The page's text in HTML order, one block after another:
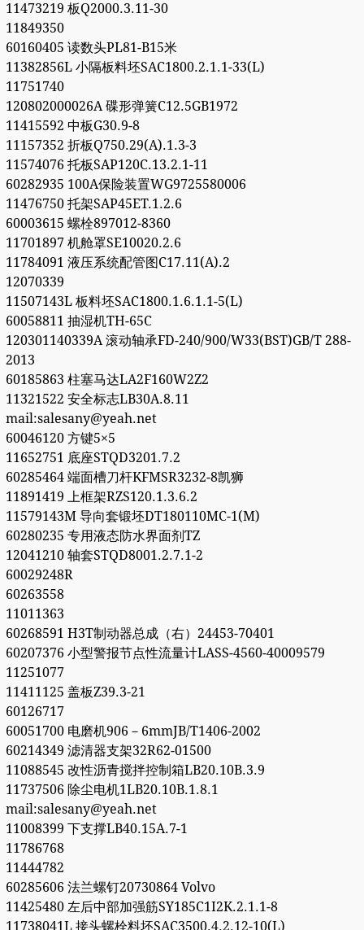
11473219 板Q2000.3.11-30
11849350
60160405 读数头PL81-B15米
11382856L 小隔板料坯SAC1800.2.1.1-33(L)
11751740
120802000026A 碟形弹簧C12.5GB1972
11415592 中板G30.9-8
11157352 折板Q750.29(A).1.3-3
11574076 托板SAP120C.13.2.1-11
60282935 100A保险装置WG9725580006
11476750 托架SAP45ET.1.2.6
60003615 螺栓897012-8360
11701897 机舱罩SE10020.2.6
11784091 液压系统配管图C17.11(A).2
12070339
11507143L 板料坯SAC1800.1.6.1.1-5(L)
60058811 抽湿机TH-65C
120301140339A 滚动轴承FD-240/900/W33(BST)GB/T 288-
2013
60185863 柱塞马达LA2F160W2Z2
11321522 安全标志LB30A.8.11
mail:salesany@yeah.net
60046120 方键5×5
11652751 底座STQD3201.7.2
60285464 端面槽刀杆KFMSR3232-8凯狮
11891419 上框架RZS120.1.3.6.2
11579143M 导向套锻坯DT180110MC-1(M)
60280235 专用液态防水界面剂TZ
12041210 轴套STQD8001.2.7.1-2
60029248R
60263558
11011363
60268591 H3T制动器总成（右）24453-70401
60207376 小型警报节点性流量计LASS-4560-40009579
11251077
11411125 盖板Z39.3-21
60126717
60051700 电磨机906－6mmJB/T1406-2002
60214349 滤清器支架32R62-01500
11088545 改性沥青搅拌控制箱LB20.10B.3.9
11737506 除尘电机1LB20.10B.1.8.1
mail:salesany@yeah.net
11008399 下支撑LB40.15A.7-1
11786768
11444782
60285606 法兰螺钉20730864 Volvo
11425480 左后中部加强筋SY185C1I2K.2.1.1-8
11738041L 接头螺栓料坯SAC3500.4.2.12-10(L)